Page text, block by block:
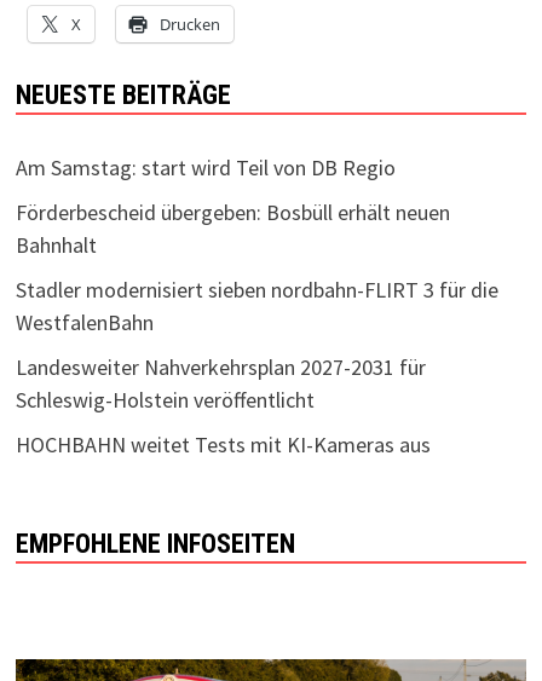
X Drucken
NEUESTE BEITRÄGE
Am Samstag: start wird Teil von DB Regio
Förderbescheid übergeben: Bosbüll erhält neuen
Bahnhalt
Stadler modernisiert sieben nordbahn-FLIRT 3 für die
WestfalenBahn
Landesweiter Nahverkehrsplan 2027-2031 für
Schleswig-Holstein veröffentlicht
HOCHBAHN weitet Tests mit KI-Kameras aus
EMPFOHLENE INFOSEITEN